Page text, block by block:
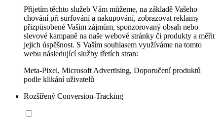
Přijetím těchto služeb Vám můžeme, na základě Vašeho
chování při surfování a nakupování, zobrazovat reklamy
přizpůsobené Vašim zájmům, sponzorovaný obsah nebo
slevové kampaně na naše webové stránky či produkty a měřit
jejich úspěšnost. S Vaším souhlasem využíváme na tomto
webu následující služby třetích stran:
Meta-Pixel, Microsoft Advertising, Doporučení produktů
podle klikání uživatelů
Rozšířený Conversion-Tracking